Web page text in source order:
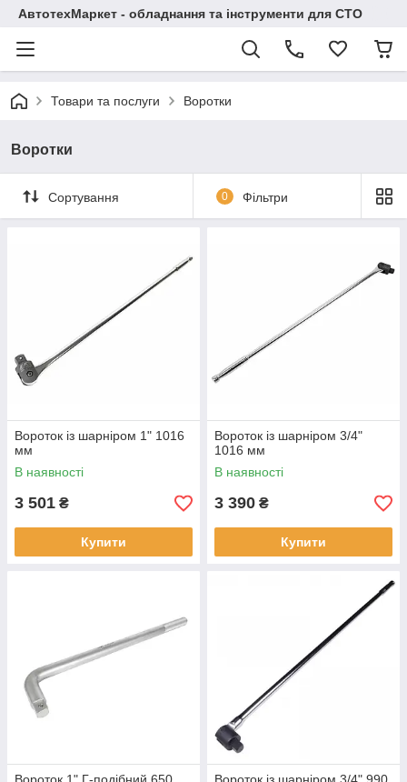
АвтотехМаркет - обладнання та інструменти для СТО
Товари та послуги Воротки
Воротки
Сортування 0 Фільтри
Вороток із шарніром 1" 1016
мм
В наявності
3 501 ₴
Купити
Вороток із шарніром 3/4"
1016 мм
В наявності
3 390 ₴
Купити